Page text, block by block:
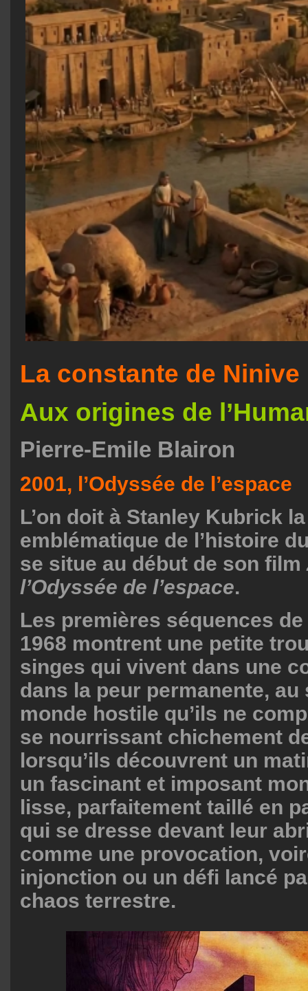
La constante de Ninive
Aux origines de
Pierre-Emile Blairon
2001, l’Odyssée de l’espace
L’on doit à Stanley Kubrick
emblématique de l’histoire
se situe au début de son film
l’Odyssée de l’espace.
Les premières séquences
1968 montrent une petite
singes qui vivent dans une
dans la peur permanente, au
monde hostile qu’ils ne
se nourrissant chichement
lorsqu’ils découvrent un
un fascinant et imposant
lisse, parfaitement taillé en
qui se dresse devant leur
comme une provocation,
injonction ou un défi lancé
chaos terrestre.